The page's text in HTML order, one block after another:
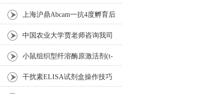
设计
上海沪鼎Abcam一抗4度孵育后
的37度进行复温是有特别原因
中国农业大学贾老师咨询我司
小鼠ELISA试剂盒
小鼠组织型纤溶酶原激活剂(t-
PA) ELISA 实验说明
干扰素ELISA试剂盒操作技巧